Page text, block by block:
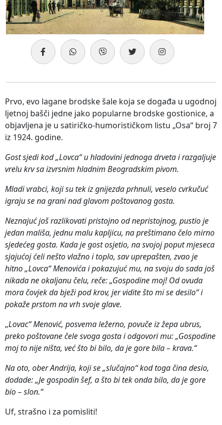
Prvo, evo lagane brodske šale koja se događa u ugodnoj
ljetnoj bašči jedne jako popularne brodske gostionice, a
objavljena je u satiričko-humorističkom listu „Osa“ broj 7
iz 1924. godine.
Gost sjedi kod „Lovca“ u hladovini jednoga drveta i razgaljuje
vrelu krv sa izvrsnim hladnim Beogradskim pivom.
Mladi vrabci, koji su tek iz gnijezda prhnuli, veselo cvrkučuć
igraju se na grani nad glavom poštovanog gosta.
Neznajuć još razlikovati pristojno od nepristojnog, pustio je
jedan mališa, jednu malu kapljicu, na preštimano čelo mirno
sjedećeg gosta. Kada je gost osjetio, na svojoj poput mjeseca
sjajućoj ćeli nešto vlažno i toplo, sav uprepašten, zvao je
hitno „Lovca“ Menovića i pokazujuć mu, na svoju do sada još
nikada ne okaljanu čelu, reče: „Gospodine moj! Od ovuda
mora čovjek da bježi pod krov, jer vidite što mi se desilo“ i
pokaže prstom na vrh svoje glave.
„Lovac“ Menović, posvema ležerno, povuče iz žepa ubrus,
preko poštovane čele svoga gosta i odgovori mu: „Gospodine
moj to nije ništa, već što bi bilo, da je gore bila – krava.“
Na oto, ober Andrija, koji se „slučajno“ kod toga čina desio,
dodade: „Je gospodin šef, a što bi tek onda bilo, da je gore
bio – slon.“
Uf, strašno i za pomisliti!